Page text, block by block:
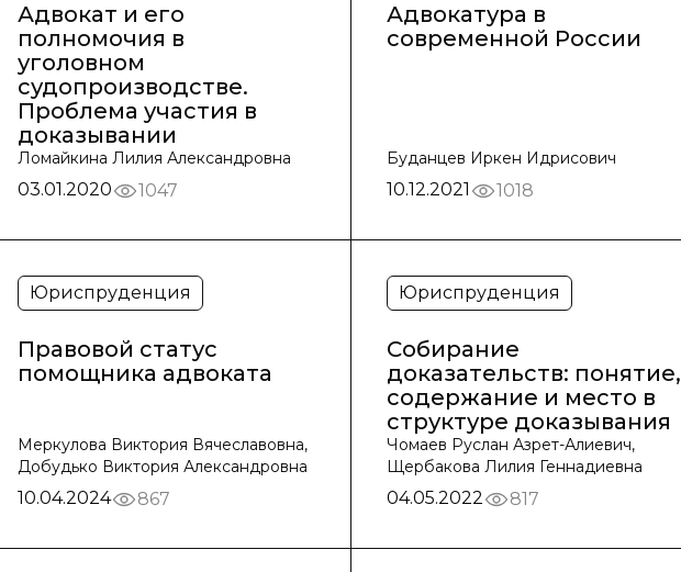
Адвокат и его
полномочия в
уголовном
судопроизводстве.
Проблема участия в
доказывании
Ломайкина Лилия Александровна
03.01.2020 1047
Адвокатура в
современной России
Буданцев Иркен Идрисович
10.12.2021 1018
Юриспруденция
Правовой статус
помощника адвоката
Меркулова Виктория Вячеславовна,
Добудько Виктория Александровна
10.04.2024 867
Юриспруденция
Собирание
доказательств: понятие,
содержание и место в
структуре доказывания
Чомаев Руслан Азрет-Алиевич,
Щербакова Лилия Геннадиевна
04.05.2022 817